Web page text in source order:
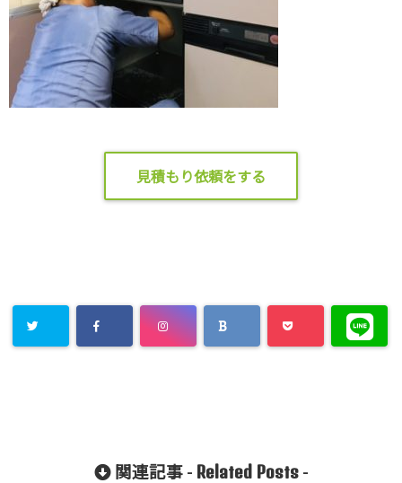
見積もり依頼をする
関連記事 - Related Posts-